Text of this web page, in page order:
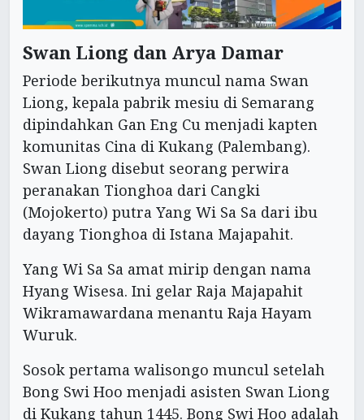
Swan Liong dan Arya Damar
Periode berikutnya muncul nama Swan
Liong, kepala pabrik mesiu di Semarang
dipindahkan Gan Eng Cu menjadi kapten
komunitas Cina di Kukang (Palembang).
Swan Liong disebut seorang perwira
peranakan Tionghoa dari Cangki
(Mojokerto) putra Yang Wi Sa Sa dari ibu
dayang Tionghoa di Istana Majapahit.
Yang Wi Sa Sa amat mirip dengan nama
Hyang Wisesa. Ini gelar Raja Majapahit
Wikramawardana menantu Raja Hayam
Wuruk.
Sosok pertama walisongo muncul setelah
Bong Swi Hoo menjadi asisten Swan Liong
di Kukang tahun 1445. Bong Swi Hoo adalah